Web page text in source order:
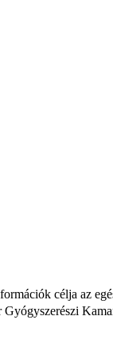
célja az
Gyógyszerészi